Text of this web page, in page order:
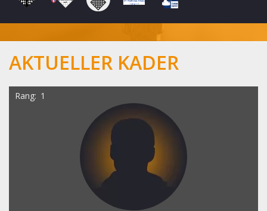
AKTUELLER KADER
Rang 1